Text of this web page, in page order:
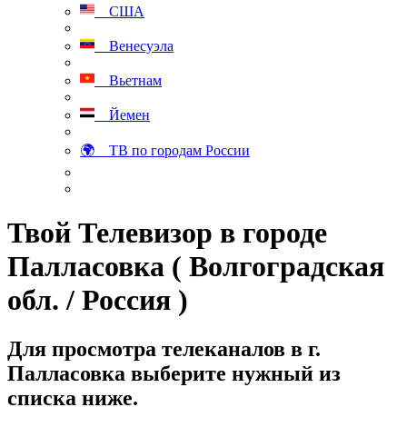
США
Венесуэла
Вьетнам
Йемен
🌍 ТВ по городам России
Твой Телевизор в городе
Палласовка ( Волгоградская
обл. / Россия )
Для просмотра телеканалов в г.
Палласовка выберите нужный из
списка ниже.